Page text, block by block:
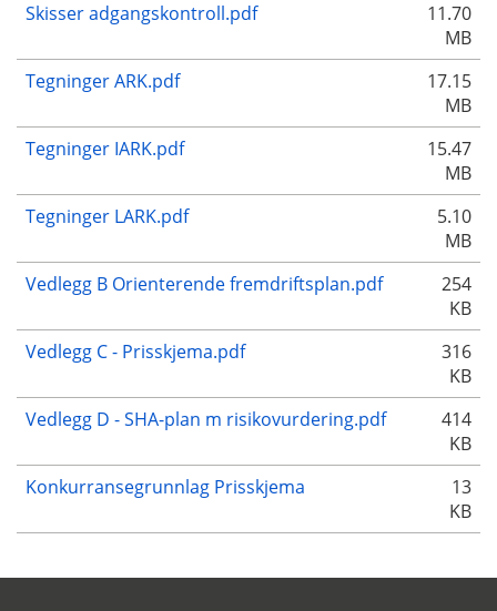
Skisser adgangskontroll.pdf
11.70
MB
Tegninger ARK.pdf
17.15
MB
Tegninger IARK.pdf
15.47
MB
Tegninger LARK.pdf
5.10
MB
Vedlegg B Orienterende fremdriftsplan.pdf
254
KB
Vedlegg C - Prisskjema.pdf
316
KB
Vedlegg D - SHA-plan m risikovurdering.pdf
414
KB
Konkurransegrunnlag Prisskjema
13
KB